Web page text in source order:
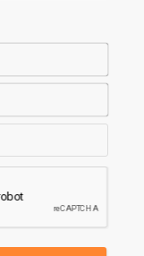
Nom*
E-